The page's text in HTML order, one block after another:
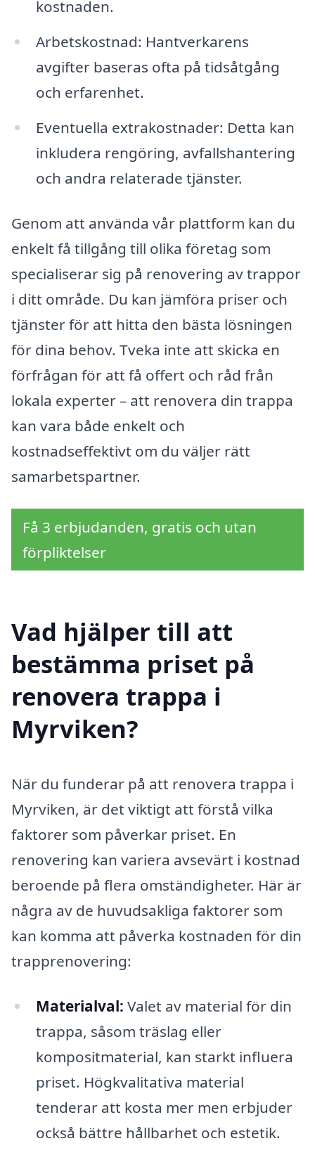
kostnaden.
Arbetskostnad: Hantverkarens
avgifter baseras ofta på tidsåtgång
och erfarenhet.
Eventuella extrakostnader: Detta kan
inkludera rengöring, avfallshantering
och andra relaterade tjänster.
Genom att använda vår plattform kan du
enkelt få tillgång till olika företag som
specialiserar sig på renovering av trappor
i ditt område. Du kan jämföra priser och
tjänster för att hitta den bästa lösningen
för dina behov. Tveka inte att skicka en
förfrågan för att få offert och råd från
lokala experter – att renovera din trappa
kan vara både enkelt och
kostnadseffektivt om du väljer rätt
samarbetspartner.
Få 3 erbjudanden, gratis och utan
förpliktelser
Vad hjälper till att
bestämma priset på
renovera trappa i
Myrviken?
När du funderar på att renovera trappa i
Myrviken, är det viktigt att förstå vilka
faktorer som påverkar priset. En
renovering kan variera avsevärt i kostnad
beroende på flera omständigheter. Här är
några av de huvudsakliga faktorer som
kan komma att påverka kostnaden för din
trapprenovering:
Materialval: Valet av material för din
trappa, såsom träslag eller
kompositmaterial, kan starkt influera
priset. Högkvalitativa material
tenderar att kosta mer men erbjuder
också bättre hållbarhet och estetik.